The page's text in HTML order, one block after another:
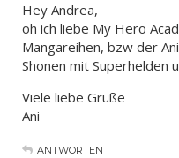
Hey Andrea,
oh ich liebe My Hero
Mangareihen, bzw der
Shonen mit Superhelden
Viele liebe Grüße
Ani
ANTWORTEN